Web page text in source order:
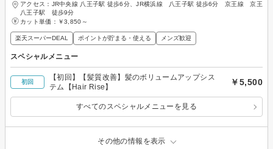
アクセス：JR中央線 八王子駅 徒歩6分、JR横浜線 八王子駅 徒歩6分 京王線 京王
八王子駅 徒歩9分
カット単価： ￥3,850～
楽天スーパーDEAL ポイントが貯まる・使える メンズ歓迎
スペシャルメニュー
初回
【初回】【髪質改善】髪のボリュームアップシス
テム【Hair Rise】
￥5,500
すべてのスペシャルメニューを見る
その他の情報を表示